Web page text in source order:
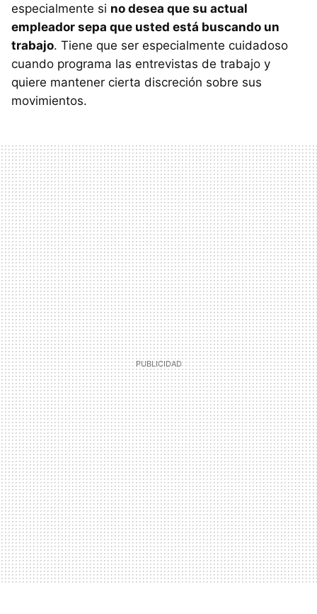
especialmente si no desea que su actual
empleador sepa que usted está buscando un
trabajo. Tiene que ser especialmente cuidadoso
cuando programa las entrevistas de trabajo y
quiere mantener cierta discreción sobre sus
movimientos.